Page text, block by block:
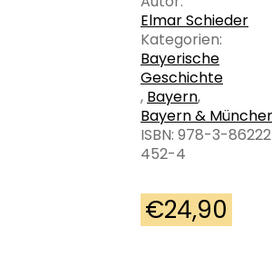
Elmar Schieder
Kategorien:
Bayerische
Geschichte
, Bayern,
Bayern &
ISBN: 978-3-
452-4
€24,90